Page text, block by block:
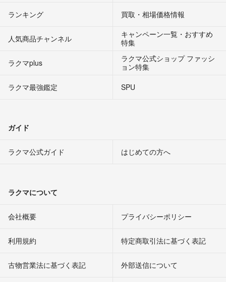
ランキング 買取・相場価格情報
人気商品チャンネル
キャンペーン一覧・おすすめ
特集
ラクマplus
ラクマ公式ショップ ファッシ
ョン特集
ラクマ最強鑑定
SPU
ガイド
ラクマ公式ガイド はじめての方へ
ラクマについて
会社概要 プライバシーポリシー
利用規約 特定商取引法に基づく表記
古物営業法に基づく表記 外部送信について